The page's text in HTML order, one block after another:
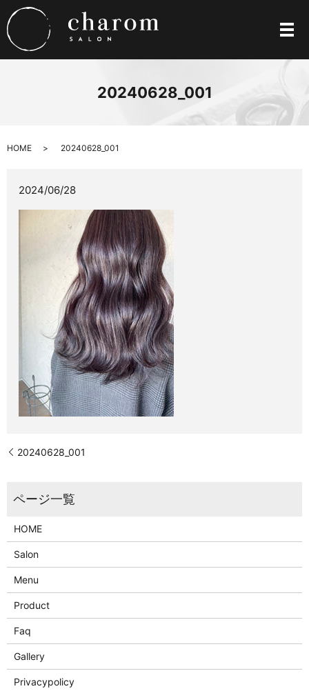
メ
20240628_001
HOME 20240628_001
2024/06/28
20240628_001
HOME
Salon
Menu
Product
Faq
Gallery
Privacypolicy